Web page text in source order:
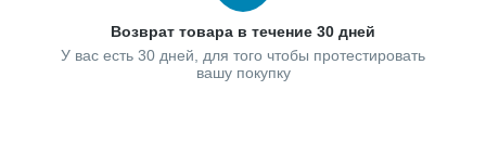
Возврат товара в течение 30 дней
У вас есть 30 дней, для того чтобы протестировать
вашу покупку